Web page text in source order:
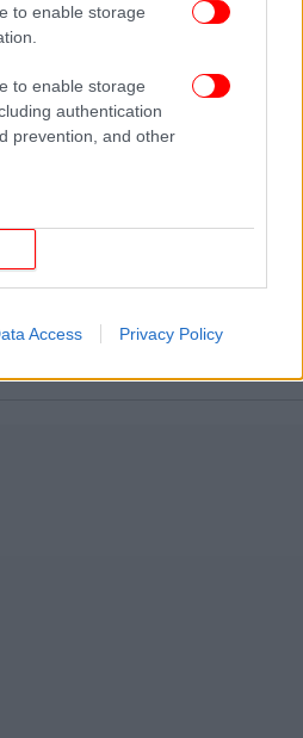
to enable storage
to enable storage
authentication
prevention, and other
Access Privacy Policy